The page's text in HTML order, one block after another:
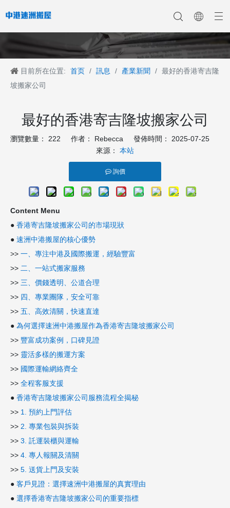
目前所在位置: 首页 / 訊息 / 產業新聞 / 最好的香港寄吉隆
坡搬家公司
最好的香港寄吉隆坡搬家公司
瀏覽數量： 222 作者： Rebecca 發佈時間： 2025-07-25
來源： 本站
詢價
Content Menu
● 香港寄吉隆坡搬家公司的市場現狀
● 速洲中港搬屋的核心優勢
>> 一、專注中港及國際搬運，經驗豐富
>> 二、一站式搬家服務
>> 三、價錢透明、公道合理
>> 四、專業團隊，安全可靠
>> 五、高效清關，快速直達
● 為何選擇速洲中港搬屋作為香港寄吉隆坡搬家公司
>> 豐富成功案例，口碑見證
>> 靈活多樣的搬運方案
>> 國際運輸網絡齊全
>> 全程客服支援
● 香港寄吉隆坡搬家公司服務流程全揭秘
>> 1. 預約上門評估
>> 2. 專業包裝與拆裝
>> 3. 託運裝櫃與運輸
>> 4. 專人報關及清關
>> 5. 送貨上門及安裝
● 客戶見證：選擇速洲中港搬屋的真實理由
● 選擇香港寄吉隆坡搬家公司的重要指標